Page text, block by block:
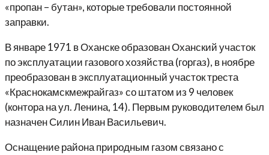
«пропан – бутан», которые требовали постоянной
заправки.
В январе 1971 в Оханске образован Оханский участок
по эксплуатации газового хозяйства (горгаз), в ноябре
преобразован в эксплуатационный участок треста
«Краснокамскмежрайгаз» со штатом из 9 человек
(контора на ул. Ленина, 14). Первым руководителем был
назначен Силин Иван Васильевич.
Оснащение района природным газом связано с